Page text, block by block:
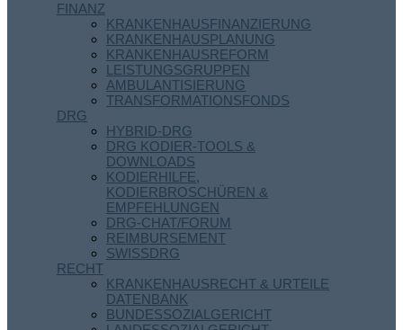
FINANZ
KRANKENHAUSFINANZIERUNG
KRANKENHAUSPLANUNG
KRANKENHAUSREFORM
LEISTUNGSGRUPPEN
AMBULANTISIERUNG
TRANSFORMATIONSFONDS
DRG
HYBRID-DRG
DRG KODIER-TOOLS &
DOWNLOADS
KODIERHILFE,
KODIERBROSCHÜREN &
EMPFEHLUNGEN
DRG-CHAT/FORUM
REIMBURSEMENT
SWISSDRG
RECHT
KRANKENHAUSRECHT & URTEILE
DATENBANK
BUNDESSOZIALGERICHT